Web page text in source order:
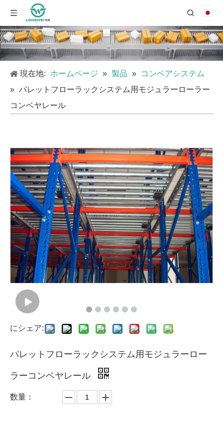
現在地: ホームページ » 製品 »
コンベアシステム
» パレットフローラックシステム用モジュラーローラー
コンベヤレール
にシェア:
パレットフローラックシステム用モジュラーロー
ラーコンベヤレール
数量：